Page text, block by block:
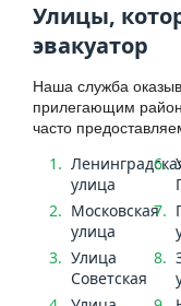
Улицы,
эвакуатор
Наша служба
прилегающим
часто
улица
Московская
улица
Улица
Советская